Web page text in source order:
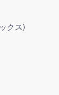
クス)